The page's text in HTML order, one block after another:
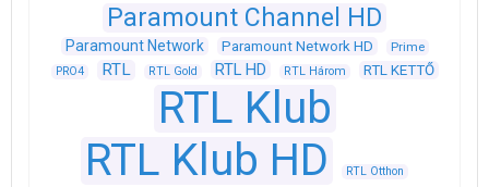
Paramount Channel HD
Paramount Network Paramount Network HD Prime
PRO4 RTL RTL Gold RTL HD RTL Három RTL KETTŐ
RTL Klub
RTL Klub HD
RTL Otthon